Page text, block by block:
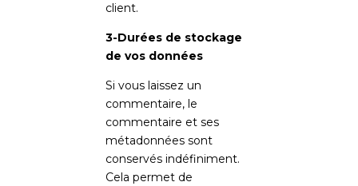
client.
3-Durées de stockage
de vos données
Si vous laissez un
commentaire, le
commentaire et ses
métadonnées sont
conservés indéfiniment.
Cela permet de